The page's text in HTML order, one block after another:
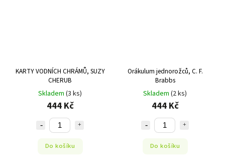
KARTY VODNÍCH CHRÁMŮ, SUZY
CHERUB
Skladem (3 ks)
444 Kč
Do košíku
Orákulum jednorožců, C. F.
Brabbs
Skladem (2 ks)
444 Kč
Do košíku